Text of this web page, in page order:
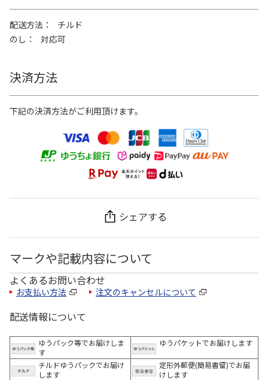
配送方法
チルド
のし
対応可
決済方法
下記の決済方法がご利用頂けます。
シェアする
マークや記載内容について
よくあるお問い合わせ
お支払い方法 注文のキャンセルについて
配送情報について
ゆうパック等でお届けしま
す
ゆうパケットでお届けします
チルドゆうパックでお届け
します
定形外郵便(簡易書留)でお届
けします